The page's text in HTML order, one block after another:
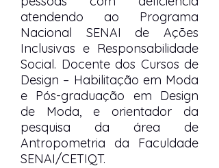
atendendo ao Programa
Nacional SENAI de Ações
Inclusivas e Responsabilidade
Social. Docente dos Cursos de
Design – Habilitação em Moda
e Pós-graduação em Design
de Moda, e orientador da
pesquisa da área de
Antropometria da Faculdade
SENAI/CETIQT.